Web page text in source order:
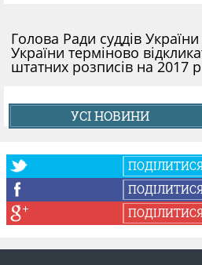
Голова Ради суддів
України терміново
штатних розписів на 2017
УСІ НОВИНИ